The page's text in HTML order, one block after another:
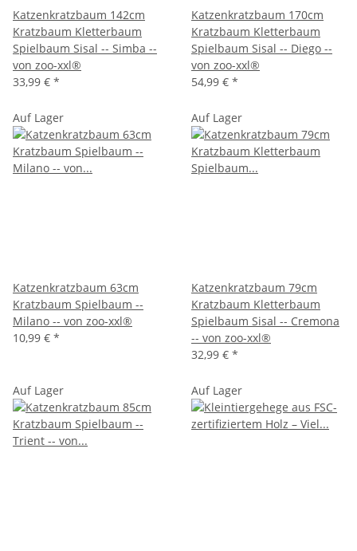
Katzenkratzbaum 142cm
Kratzbaum Kletterbaum
Spielbaum Sisal -- Simba --
von zoo-xxl®
33,99 € *
Katzenkratzbaum 170cm
Kratzbaum Kletterbaum
Spielbaum Sisal -- Diego --
von zoo-xxl®
54,99 € *
Auf Lager
Katzenkratzbaum 63cm
Kratzbaum Spielbaum --
Milano -- von zoo-xxl®
10,99 € *
Auf Lager
Katzenkratzbaum 79cm
Kratzbaum Kletterbaum
Spielbaum Sisal -- Cremona
-- von zoo-xxl®
32,99 € *
Auf Lager Auf Lager